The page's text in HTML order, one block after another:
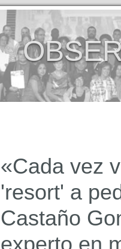
«Cada vez
'resort' a
Castaño
experto en